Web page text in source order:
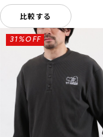
比較する
31%OFF